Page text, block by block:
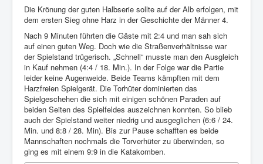
Die Krönung der guten Halbserie sollte auf der Alb erfolgen, mit
dem ersten Sieg ohne Harz in der Geschichte der Männer 4.
Nach 9 Minuten führten die Gäste mit 2:4 und man sah sich
auf einen guten Weg. Doch wie die Straßenverhältnisse war
der Spielstand trügerisch. „Schnell“ musste man den Ausgleich
in Kauf nehmen (4:4 / 18. Min.). In der Folge war die Partie
leider keine Augenweide. Beide Teams kämpften mit dem
Harzfreien Spielgerät. Die Torhüter dominierten das
Spielgeschehen die sich mit einigen schönen Paraden auf
beiden Seiten des Spielfeldes auszeichnen konnten. So blieb
auch der Spielstand weiter niedrig und ausgeglichen (6:6 / 24.
Min. und 8:8 / 28. Min). Bis zur Pause schafften es beide
Mannschaften nochmals die Torverhüter zu überwinden, so
ging es mit einem 9:9 in die Katakomben.